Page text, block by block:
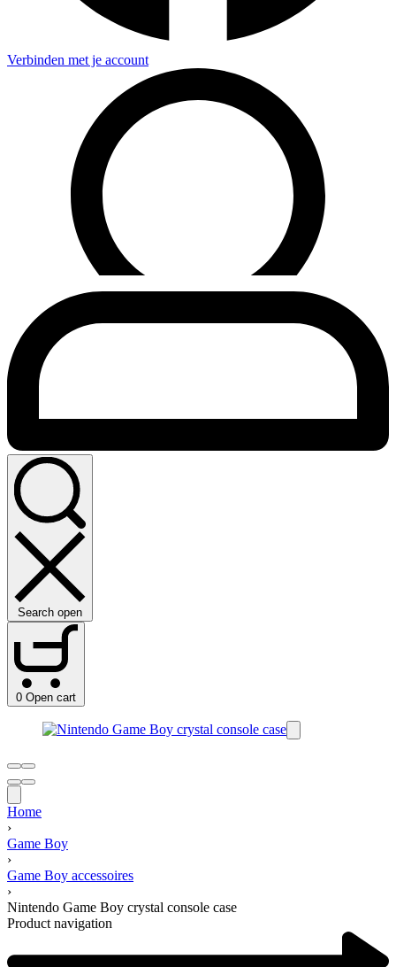
Verbinden met je account
Search open
0 Open cart
Home
›
Game Boy
›
Game Boy accessoires
›
Nintendo Game Boy crystal console case
Product navigation